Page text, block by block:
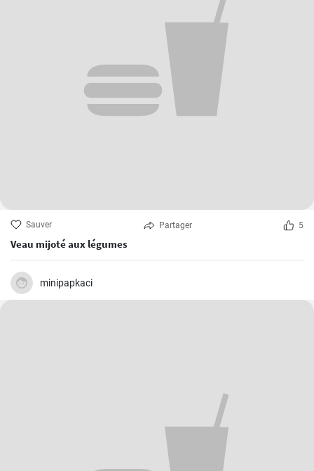
Sauver Partager 5
Veau mijoté aux légumes
minipapkaci